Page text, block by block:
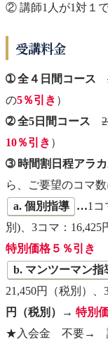
② 講師1人が1対１
受講料金
➀ 全４日間コース
の5％引き ）
➁ 全5日間コース
10％引き ）
➂ 時間割日程アラ
ら、ご要望のコマ
a. 個別指導
…1コ
別)、3コマ：16,425
特別価格５％引き
b. マンツーマン指
21,450円（税別）、
円（税別）
→ 特別
★入会金 不要→ 講